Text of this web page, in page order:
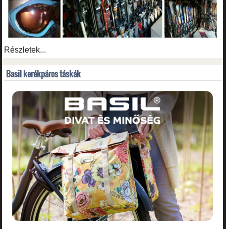
Részletek...
Basil kerékpáros táskák